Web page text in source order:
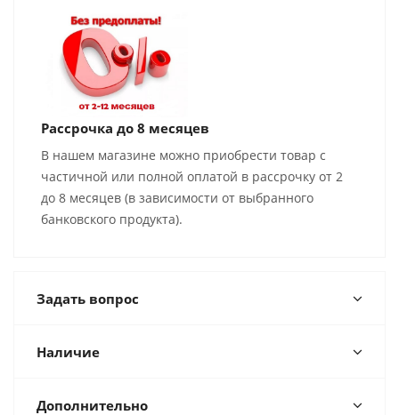
Рассрочка до 8 месяцев
В нашем магазине можно приобрести товар с
частичной или полной оплатой в рассрочку от 2
до 8 месяцев (в зависимости от выбранного
банковского продукта).
Задать вопрос
Наличие
Дополнительно